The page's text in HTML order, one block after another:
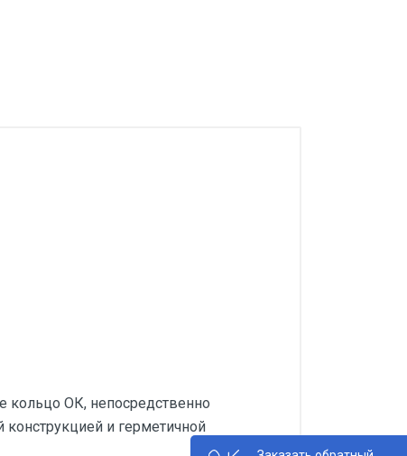
ОК, непосредственно
и герметичной